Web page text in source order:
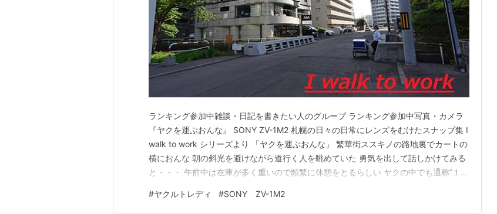
ランキング参加中雑談・日記を書きたい人のグループ ランキング参加中写真・カメラ
『ヤクを運ぶおんな』 SONY ZV-1M2 札幌の日々の日常にレンズをむけたスナップ集 I
walk to work シリーズより 「ヤクを運ぶおんな」 繁華街ススキノの路地裏でカートの
横におんな 朝の斜光を避けながら道行く人を眺めていた 勇気を出して話しかけてみる
と・・・ 午前中は在庫が多く重いので頻繁に休憩をとるらしい ヤクの中でも通称”１０
ことがある 非常に常習性が高く 服用すると気分が高揚したことを覚えている ヤクの
#ヤクルトレディ #SONY ZV-1M2